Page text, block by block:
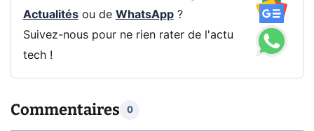
Actualitésou de WhatsApp?
Suivez-nous pour ne rien rater de l'actu
tech !
Commentaires 0